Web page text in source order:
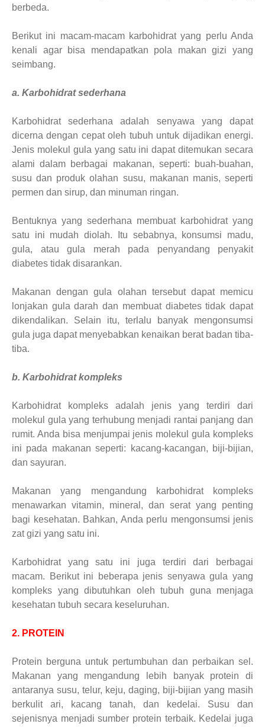
berbeda.
Berikut ini macam-macam karbohidrat yang perlu Anda
kenali agar bisa mendapatkan pola makan gizi yang
seimbang.
a. Karbohidrat sederhana
Karbohidrat sederhana adalah senyawa yang dapat
dicerna dengan cepat oleh tubuh untuk dijadikan energi.
Jenis molekul gula yang satu ini dapat ditemukan secara
alami dalam berbagai makanan, seperti: buah-buahan,
susu dan produk olahan susu, makanan manis, seperti
permen dan sirup, dan minuman ringan.
Bentuknya yang sederhana membuat karbohidrat yang
satu ini mudah diolah. Itu sebabnya, konsumsi madu,
gula, atau gula merah pada penyandang penyakit
diabetes tidak disarankan.
Makanan dengan gula olahan tersebut dapat memicu
lonjakan gula darah dan membuat diabetes tidak dapat
dikendalikan. Selain itu, terlalu banyak mengonsumsi
gula juga dapat menyebabkan kenaikan berat badan tiba-
tiba.
b. Karbohidrat kompleks
Karbohidrat kompleks adalah jenis yang terdiri dari
molekul gula yang terhubung menjadi rantai panjang dan
rumit. Anda bisa menjumpai jenis molekul gula kompleks
ini pada makanan seperti: kacang-kacangan, biji-bijian,
dan sayuran.
Makanan yang mengandung karbohidrat kompleks
menawarkan vitamin, mineral, dan serat yang penting
bagi kesehatan. Bahkan, Anda perlu mengonsumsi jenis
zat gizi yang satu ini.
Karbohidrat yang satu ini juga terdiri dari berbagai
macam. Berikut ini beberapa jenis senyawa gula yang
kompleks yang dibutuhkan oleh tubuh guna menjaga
kesehatan tubuh secara keseluruhan.
2. PROTEIN
Protein berguna untuk pertumbuhan dan perbaikan sel.
Makanan yang mengandung lebih banyak protein di
antaranya susu, telur, keju, daging, biji-bijian yang masih
berkulit ari, kacang tanah, dan kedelai. Susu dan
sejenisnya menjadi sumber protein terbaik. Kedelai juga